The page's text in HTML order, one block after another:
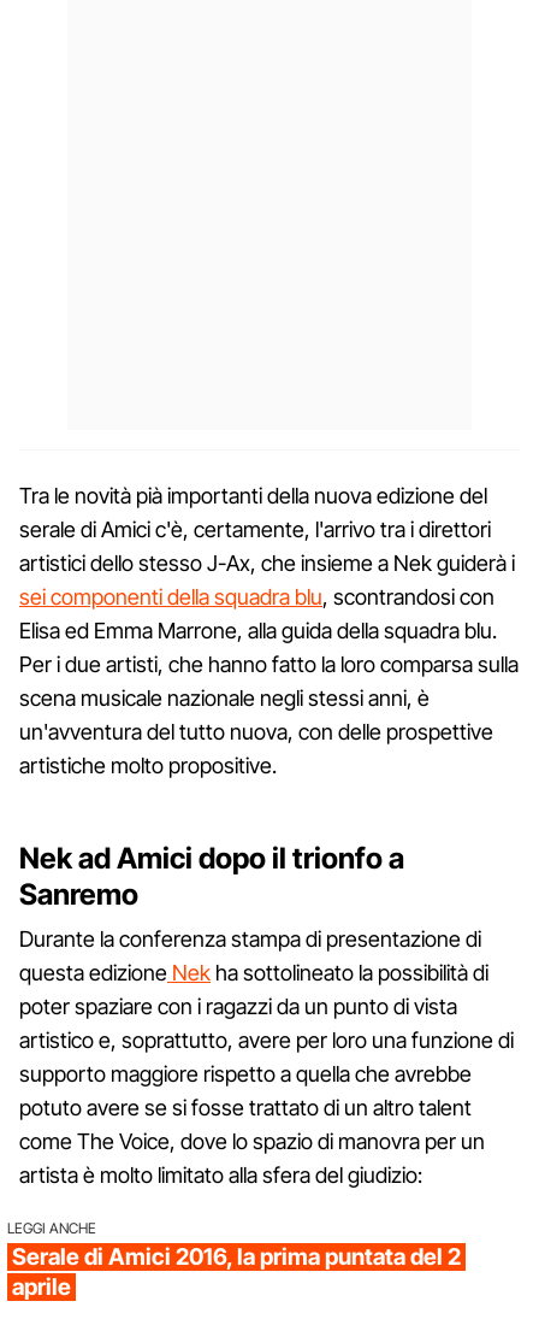
Tra le novità pià importanti della nuova edizione del
serale di Amici c'è, certamente, l'arrivo tra i direttori
artistici dello stesso J-Ax, che insieme a Nek guiderà i
sei componenti della squadra blu, scontrandosi con
Elisa ed Emma Marrone, alla guida della squadra blu.
Per i due artisti, che hanno fatto la loro comparsa sulla
scena musicale nazionale negli stessi anni, è
un'avventura del tutto nuova, con delle prospettive
artistiche molto propositive.
Nek ad Amici dopo il trionfo a
Sanremo
Durante la conferenza stampa di presentazione di
questa edizione Nek ha sottolineato la possibilità di
poter spaziare con i ragazzi da un punto di vista
artistico e, soprattutto, avere per loro una funzione di
supporto maggiore rispetto a quella che avrebbe
potuto avere se si fosse trattato di un altro talent
come The Voice, dove lo spazio di manovra per un
artista è molto limitato alla sfera del giudizio:
LEGGI ANCHE
Serale di Amici 2016, la prima puntata del 2
aprile